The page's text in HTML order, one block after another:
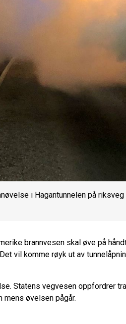
i Hagantunnelen på
brannvesen skal øve på
vil komme røyk ut av
Statens vegvesen oppfordrer
mens øvelsen pågår.